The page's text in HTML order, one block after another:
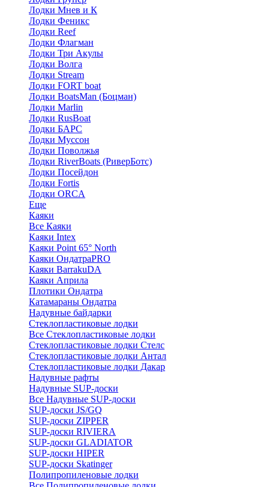
Лодки Мнев и К
Лодки Феникс
Лодки Reef
Лодки Флагман
Лодки Три Акулы
Лодки Волга
Лодки Stream
Лодки FORT boat
Лодки BoatsMan (Боцман)
Лодки Marlin
Лодки RusBoat
Лодки БАРС
Лодки Муссон
Лодки Поволжья
Лодки RiverBoats (РиверБотс)
Лодки Посейдон
Лодки Fortis
Лодки ORCA
Еще
Каяки
Все Каяки
Каяки Intex
Каяки Point 65° North
Каяки ОндатраPRO
Каяки BarrakuDA
Каяки Априла
Плотики Ондатра
Катамараны Ондатра
Надувные байдарки
Стеклопластиковые лодки
Все Стеклопластиковые лодки
Стеклопластиковые лодки Стелс
Стеклопластиковые лодки Антал
Стеклопластиковые лодки Дакар
Надувные рафты
Надувные SUP-доски
Все Надувные SUP-доски
SUP-доски JS/GQ
SUP-доски ZIPPER
SUP-доски RIVIERA
SUP-доски GLADIATOR
SUP-доски HIPER
SUP-доски Skatinger
Полипропиленовые лодки